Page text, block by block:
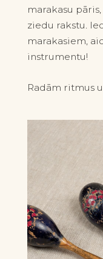
marakasu
ziedu rakstu.
marakasiem,
instrumentu!
Radām ritmus